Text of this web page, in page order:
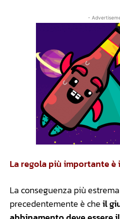
-
La regola più importante
La conseguenza più
precedentemente è cheil